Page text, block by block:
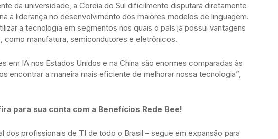
da universidade, a Coreia do Sul dificilmente disputará diretamente
a liderança no desenvolvimento dos maiores modelos de linguagem.
a tecnologia em segmentos nos quais o país já possui vantagens
como manufatura, semicondutores e eletrônicos.
em IA nos Estados Unidos e na China são enormes comparadas às
encontrar a maneira mais eficiente de melhorar nossa tecnologia”,
para sua conta com a Benefícios Rede Bee!
dos profissionais de TI de todo o Brasil – segue em expansão para